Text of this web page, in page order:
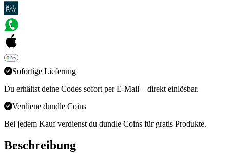
Sofortige Lieferung
Du erhältst deine Codes sofort per E-Mail – direkt einlösbar.
Verdiene dundle Coins
Bei jedem Kauf verdienst du dundle Coins für gratis Produkte.
Beschreibung